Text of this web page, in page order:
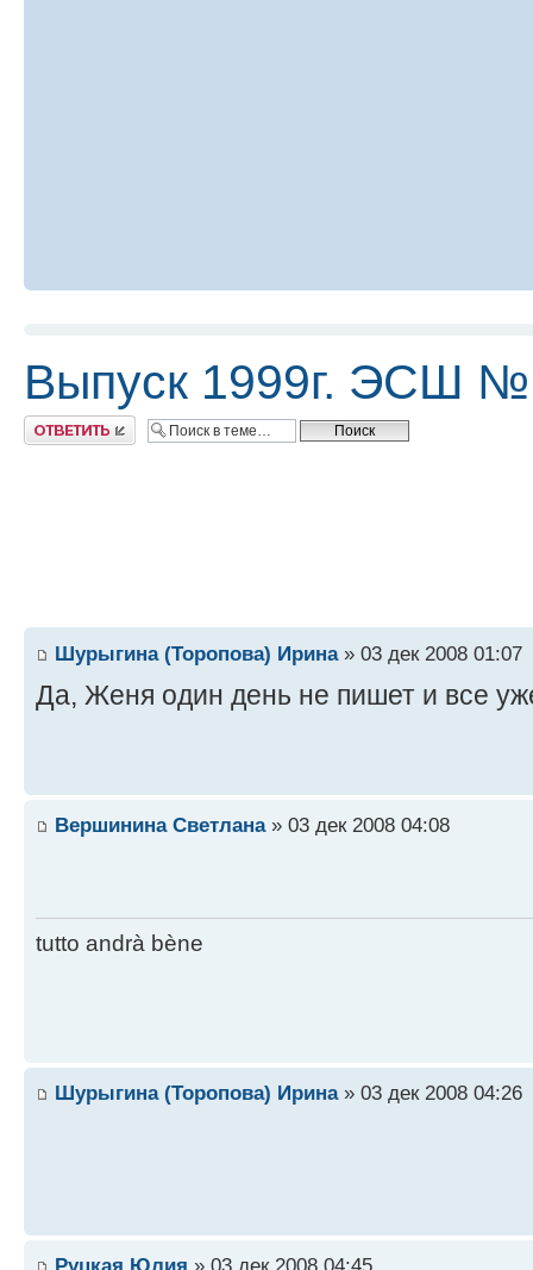
Выпуск 1999г. ЭСШ
Ответить
Шурыгина (Торопова) Ирина» 03 дек 2008 01:07
Да, Женя один день не пишет и все
Вершинина Светлана» 03 дек 2008 04:08
tutto andrà bène
Шурыгина (Торопова) Ирина» 03 дек 2008 04:26